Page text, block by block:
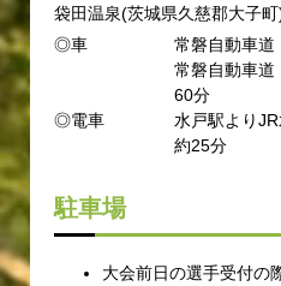
袋田温泉(茨城県久慈郡大子町
◎車
常磐自動車道
常磐自動車道
60分
◎電車
水戸駅より
約25分
駐車場
大会前日の選手受付の